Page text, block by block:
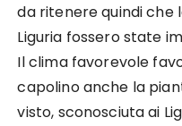
da ritenere quindi che
Liguria fossero state
Il clima favorevole
capolino anche la
visto, sconosciuta ai